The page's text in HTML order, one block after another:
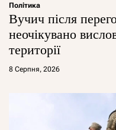
Політика
Вучич після
неочікувано
території
8 Серпня, 2026